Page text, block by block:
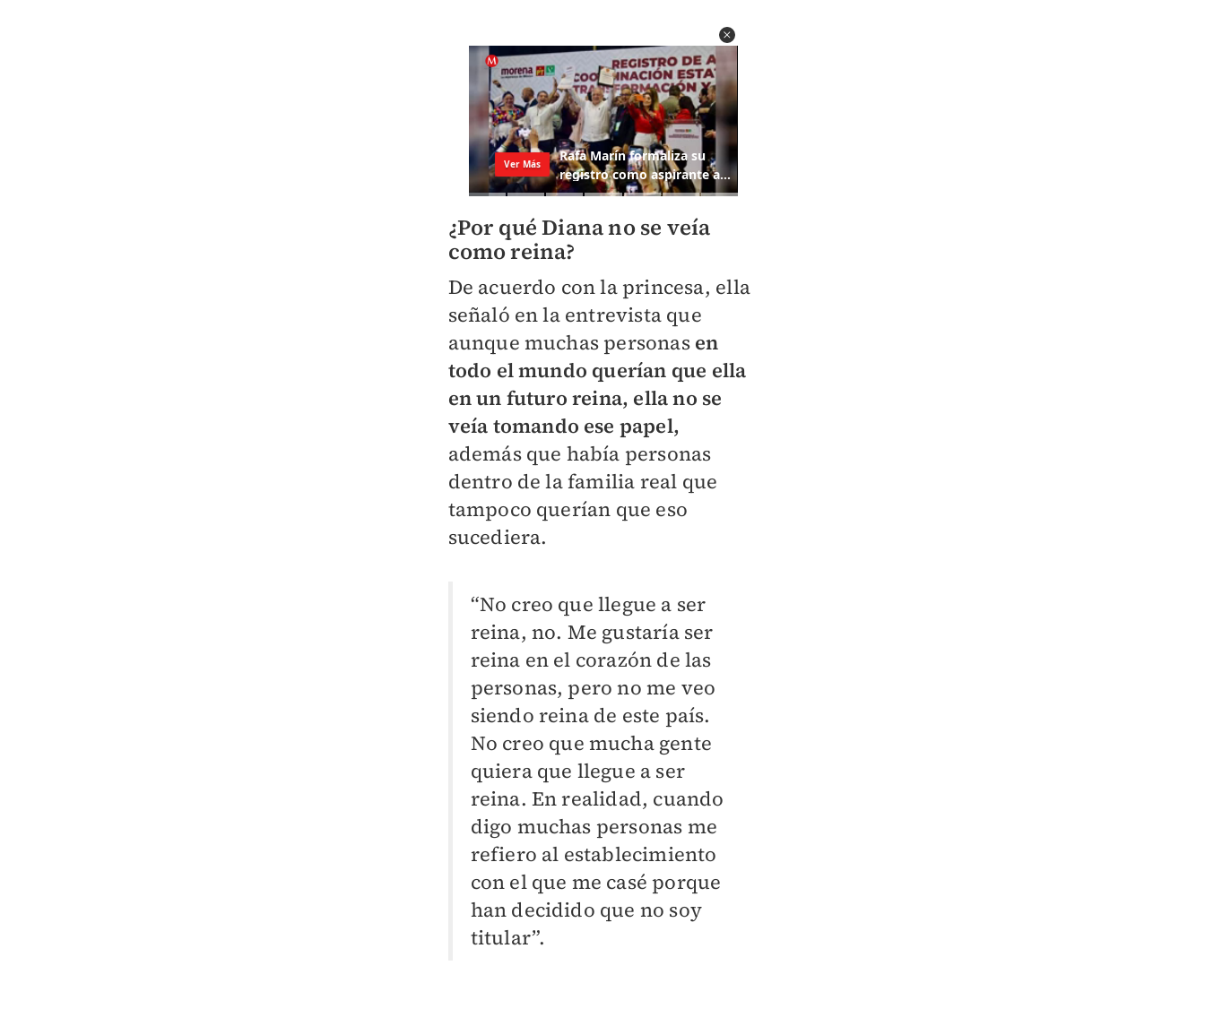
¿Por qué Diana no se veía
como reina?
De acuerdo con la princesa, ella
señaló en la entrevista que
aunque muchas personasen
todo el mundo querían que ella
en un futuro reina, ella no se
veía tomando ese papel,
además que había personas
dentro de la familia real que
tampoco querían que eso
sucediera.
“No creo que llegue a ser
reina, no. Me gustaría ser
reina en el corazón de las
personas, pero no me veo
siendo reina de este país.
No creo que mucha gente
quiera que llegue a ser
reina. En realidad, cuando
digo muchas personas me
refiero al establecimiento
con el que me casé porque
han decidido que no soy
titular”.